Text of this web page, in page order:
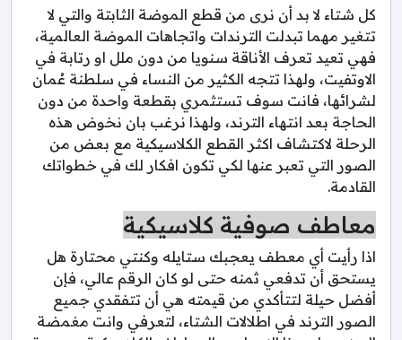
كل شتاء لا بد أن نرى من قطع الموضة الثابتة والتي لا
تتغير مهما تبدلت الترندات واتجاهات الموضة العالمية،
فهي تعيد تعرف الأناقة سنويا من دون ملل او رتابة في
الاوتفيت، ولهذا تتجه الكثير من النساء في سلطنة عُمان
لشرائها، فانت سوف تستثمري بقطعة واحدة من دون
الحاجة بعد انتهاء الترند، ولهذا نرغب بان نخوض هذه
الرحلة لاكتشاف اكثر القطع الكلاسيكية مع بعض من
الصور التي تعبر عنها لكي تكون افكار لك في خطواتك
القادمة.
معاطف صوفية كلاسيكية
اذا رأيت أي معطف يعجبك ستايله وكنتي محتارة هل
يستحق أن تدفعي ثمنه حتى لو كان الرقم عالي، فإن
أفضل حيلة لتتأكدي من قيمته هي أن تتفقدي جميع
الصور الترند في اطلالات الشتاء، لتعرفي وانت مغمضة